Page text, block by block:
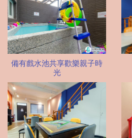
備有戲水池共享歡樂親子時
光